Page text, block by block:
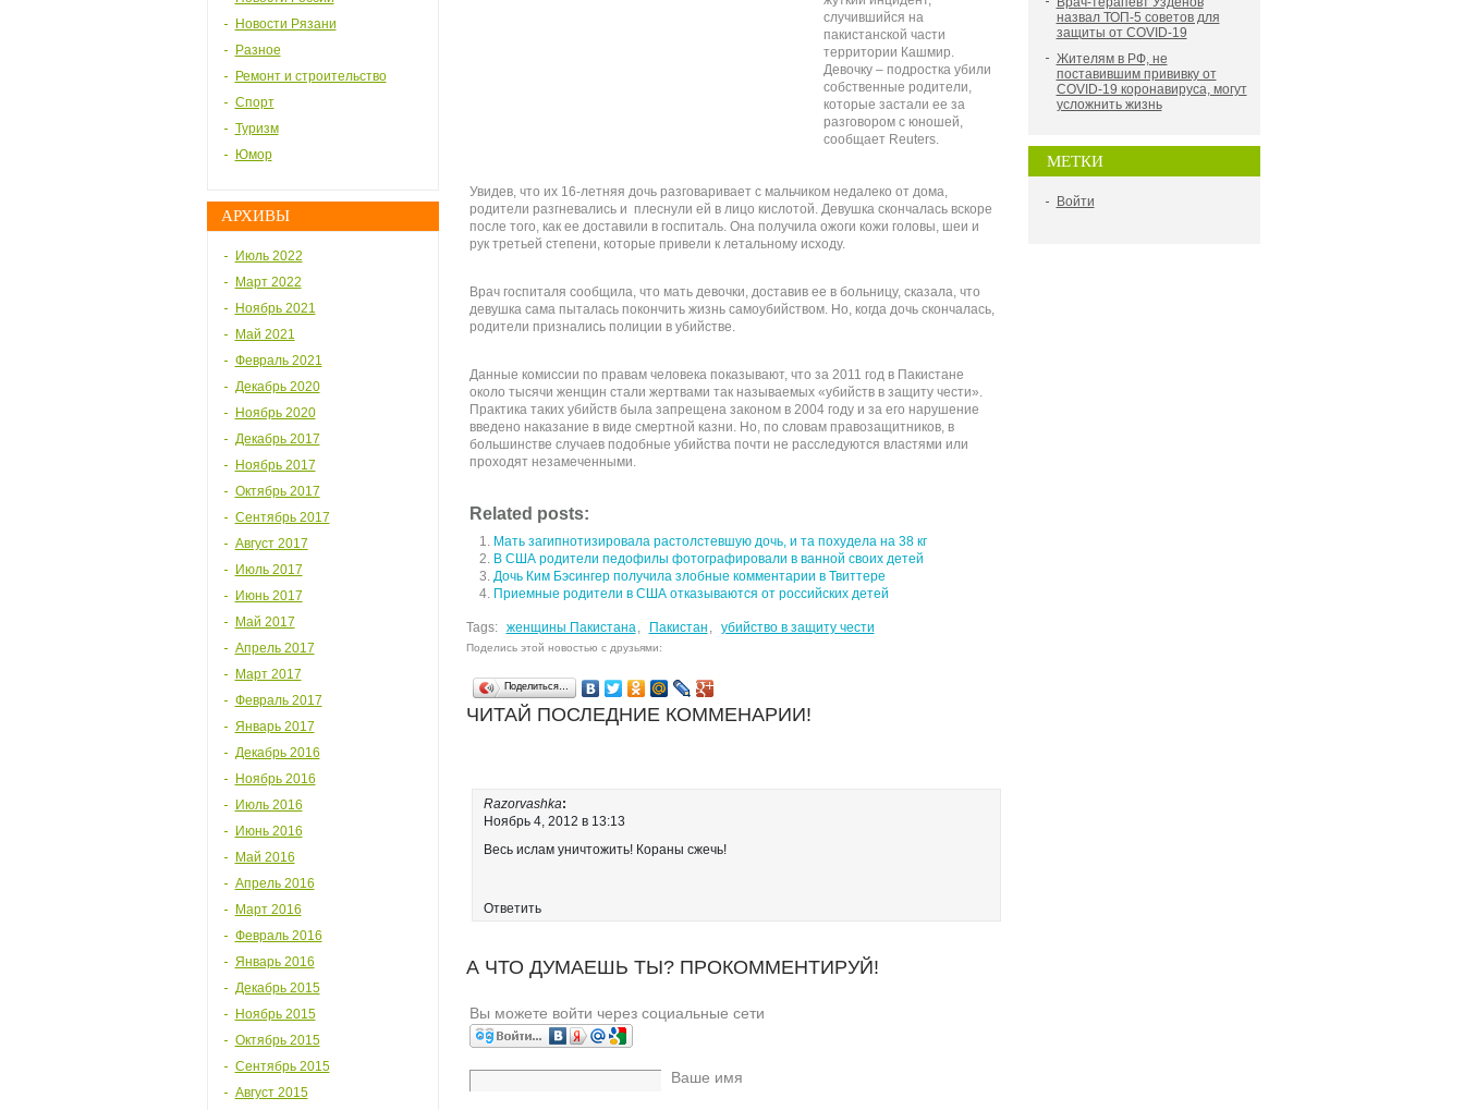
Новости Рязани
Разное
Ремонт и строительство
Спорт
Туризм
Юмор
АРХИВЫ
Июль 2022
Март 2022
Ноябрь 2021
Май 2021
Февраль 2021
Декабрь 2020
Ноябрь 2020
Декабрь 2017
Ноябрь 2017
Октябрь 2017
Сентябрь 2017
Август 2017
Июль 2017
Июнь 2017
Май 2017
Апрель 2017
Март 2017
Февраль 2017
Январь 2017
Декабрь 2016
Ноябрь 2016
Июль 2016
Июнь 2016
Май 2016
Апрель 2016
Март 2016
Февраль 2016
Январь 2016
Декабрь 2015
Ноябрь 2015
Октябрь 2015
Сентябрь 2015
Август 2015
назвал ТОП-5 советов для
защиты от COVID-19
Жителям в РФ, не
поставившим прививку от
COVID-19 коронавируса, могут
усложнить жизнь
МЕТКИ
Войти
случившийся на
пакистанской части
территории Кашмир.
Девочку – подростка убили
собственные родители,
которые застали ее за
разговором с юношей,
сообщает Reuters.
Увидев, что их 16-летняя дочь разговаривает с мальчиком недалеко от дома,
родители разгневались и плеснули ей в лицо кислотой. Девушка скончалась вскоре
после того, как ее доставили в госпиталь. Она получила ожоги кожи головы, шеи и
рук третьей степени, которые привели к летальному исходу.
Врач госпиталя сообщила, что мать девочки, доставив ее в больницу, сказала, что
девушка сама пыталась покончить жизнь самоубийством. Но, когда дочь скончалась,
родители признались полиции в убийстве.
Данные комиссии по правам человека показывают, что за 2011 год в Пакистане
около тысячи женщин стали жертвами так называемых «убийств в защиту чести».
Практика таких убийств была запрещена законом в 2004 году и за его нарушение
введено наказание в виде смертной казни. Но, по словам правозащитников, в
большинстве случаев подобные убийства почти не расследуются властями или
проходят незамеченными.
Related posts:
Мать загипнотизировала растолстевшую дочь, и та похудела на 38 кг
В США родители педофилы фотографировали в ванной своих детей
Дочь Ким Бэсингер получила злобные комментарии в Твиттере
Приемные родители в США отказываются от российских детей
Tags: женщины Пакистана, Пакистан , убийство в защиту чести
Поделись этой новостью с друзьями:
Поделиться…
ЧИТАЙ ПОСЛЕДНИЕ КОММЕНАРИИ!
Razorvashka:
Ноябрь 4, 2012 в 13:13
Весь ислам уничтожить! Кораны сжечь!
Ответить
А ЧТО ДУМАЕШЬ ТЫ? ПРОКОММЕНТИРУЙ!
Вы можете войти через социальные сети
Ваше имя